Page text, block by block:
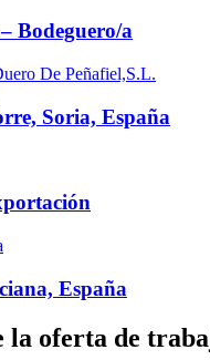
Bodeguero/a
De Peñafiel,S.L.
Soria, España
España
la oferta de